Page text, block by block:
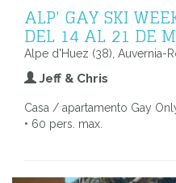
ALP' GAY SKI
DEL 14 AL 21 DE
Alpe d'Huez (38), Auvernia-
Jeff & Chris
Casa / apartamento Gay
• 60 pers. max.